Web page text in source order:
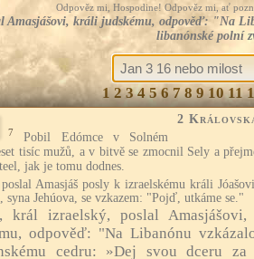
Odpověz mi, Hospodine! Odpověz mi, ať
Amasjášovi, králi judskému, odpověď: "Na
libanónské polní
1 2 3 4 5 6 7 8 9 10 11
2
7
Pobil Edómce v Solném
tisíc mužů, a v bitvě se zmocnil Sely a
jak je tomu dodnes.
Amasjáš posly k izraelskému králi
syna Jehúova, se vzkazem: "Pojď, utkáme se."
král izraelský, poslal
odpověď: "Na Libanónu
cedru: »Dej svou dceru za